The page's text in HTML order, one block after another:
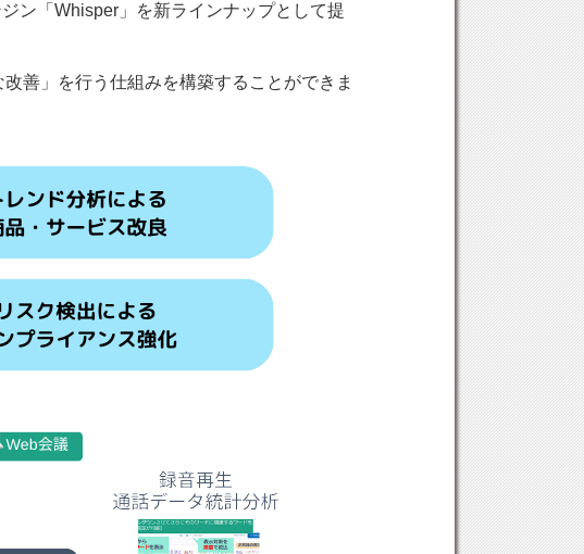
ン「Whisper」を新ラインナップとして提
善」を行う仕組みを構築することができま